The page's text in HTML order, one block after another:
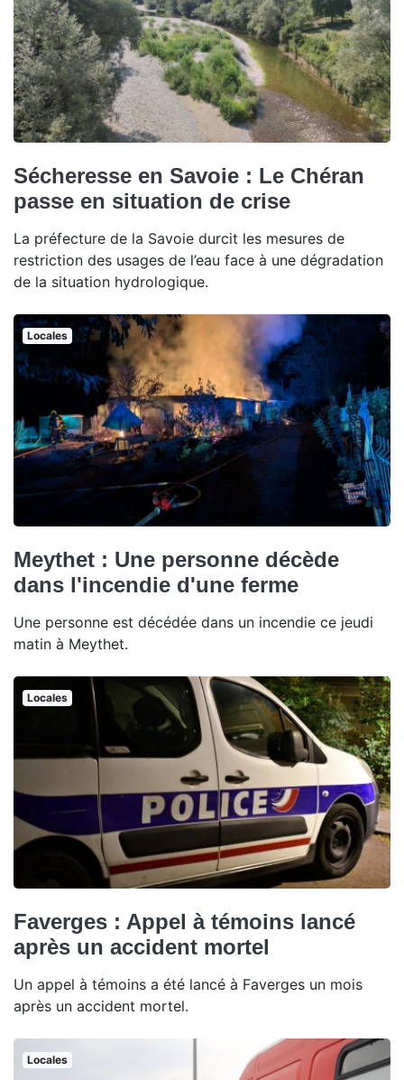
Sécheresse en Savoie : Le Chéran
passe en situation de crise
La préfecture de la Savoie durcit les mesures de
restriction des usages de l’eau face à une dégradation
de la situation hydrologique.
Locales
Meythet : Une personne décède
dans l'incendie d'une ferme
Une personne est décédée dans un incendie ce jeudi
matin à Meythet.
Locales
Faverges : Appel à témoins lancé
après un accident mortel
Un appel à témoins a été lancé à Faverges un mois
après un accident mortel.
Locales